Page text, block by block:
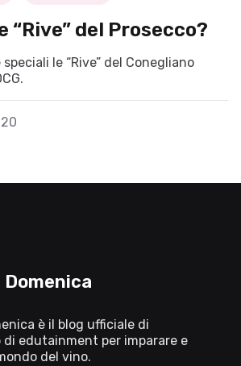
“Rive” del Prosecco?
le “Rive” del Conegliano
Domenica
è il blog ufficiale di
di edutainment per imparare e
del vino.